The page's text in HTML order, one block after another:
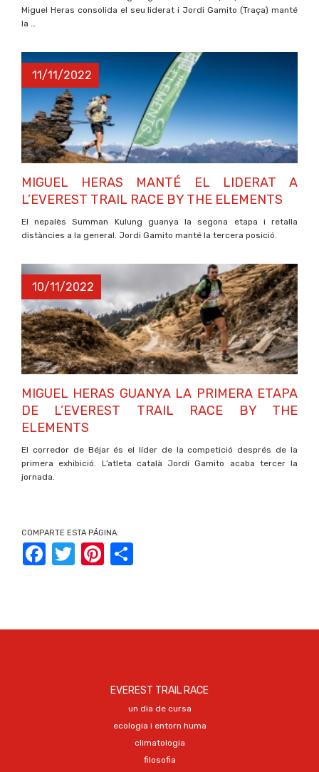
Miguel Heras consolida el seu liderat i Jordi Gamito (Traça) manté
la …
11/11/2022
MIGUEL HERAS MANTÉ EL LIDERAT A
L’EVEREST TRAIL RACE BY THE ELEMENTS
El nepalès Summan Kulung guanya la segona etapa i retalla
distàncies a la general. Jordi Gamito manté la tercera posició.
10/11/2022
MIGUEL HERAS GUANYA LA PRIMERA ETAPA
DE L’EVEREST TRAIL RACE BY THE
ELEMENTS
El corredor de Béjar és el líder de la competició després de la
primera exhibició. L’atleta català Jordi Gamito acaba tercer la
jornada.
COMPARTE ESTA PÁGINA:
FacebookTwitter Pinterest
EVEREST TRAIL RACE
un dia de cursa
ecologia i entorn huma
climatologia
filosofia